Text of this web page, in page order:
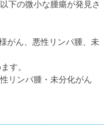
下の微小な腫瘍が発見さ
がん、悪性リンパ腫、未
す。
リンパ腫・未分化がん